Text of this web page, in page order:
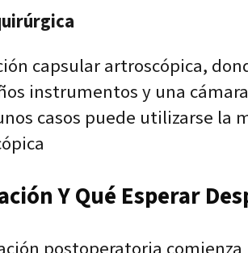
capsular artroscópica,
instrumentos y una cámara
casos puede utilizarse la
Y Qué Esperar